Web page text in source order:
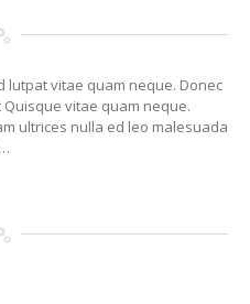
lutpat vitae quam neque. Donec
vitae quam neque.
ultrices nulla ed leo malesuada